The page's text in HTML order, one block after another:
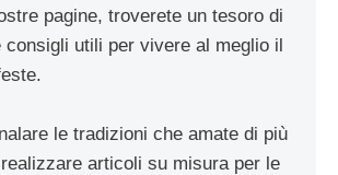
pagine, troverete un tesoro di
consigli utili per vivere al meglio il
le tradizioni che amate di più
articoli su misura per le